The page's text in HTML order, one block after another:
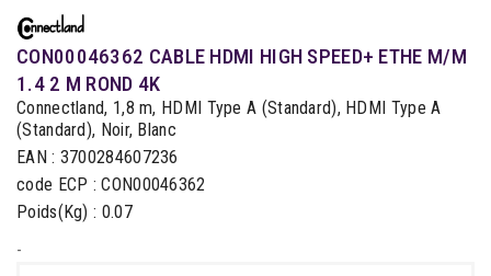
CON00046362 CABLE HDMI HIGH SPEED+ ETHE M/M
1.4 2 M ROND 4K
Connectland, 1,8 m, HDMI Type A (Standard), HDMI Type A
(Standard), Noir, Blanc
EAN : 3700284607236
code ECP : CON00046362
Poids(Kg) : 0.07
-